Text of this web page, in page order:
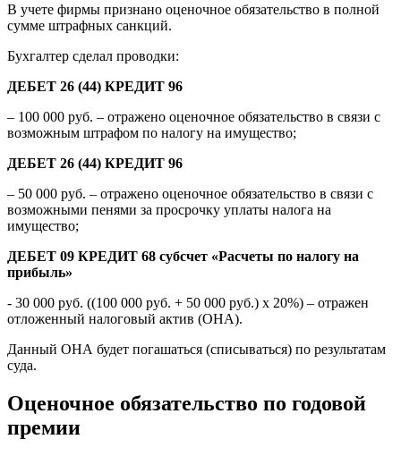
В учете фирмы признано оценочное обязательство в полной
сумме штрафных санкций.
Бухгалтер сделал проводки:
ДЕБЕТ 26 (44) КРЕДИТ 96
– 100 000 руб. – отражено оценочное обязательство в связи с
возможным штрафом по налогу на имущество;
ДЕБЕТ 26 (44) КРЕДИТ 96
– 50 000 руб. – отражено оценочное обязательство в связи с
возможными пенями за просрочку уплаты налога на
имущество;
ДЕБЕТ 09 КРЕДИТ 68 субсчет «Расчеты по налогу на
прибыль»
- 30 000 руб. ((100 000 руб. + 50 000 руб.) х 20%) – отражен
отложенный налоговый актив (ОНА).
Данный ОНА будет погашаться (списываться) по результатам
суда.
Оценочное обязательство по годовой
премии